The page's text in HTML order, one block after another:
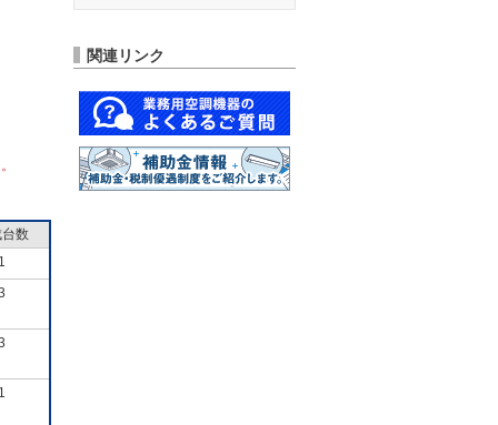
数
関連リンク